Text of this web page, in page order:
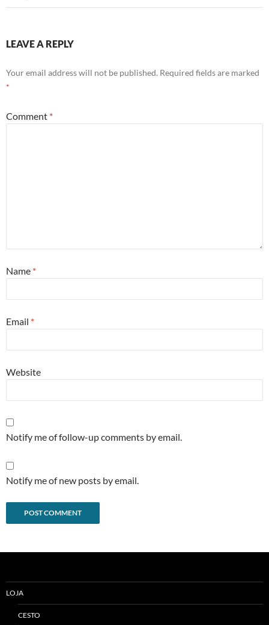
LEAVE A REPLY
Your email address will not be published. Required fields are marked
*
Comment *
Name *
Email *
Website
Notify me of follow-up comments by email.
Notify me of new posts by email.
LOJA
CESTO